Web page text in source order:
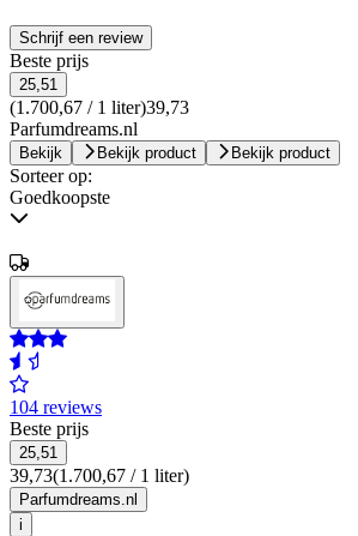
Schrijf een review
Beste prijs
25,51
(1.700,67 / 1 liter)39,73
Parfumdreams.nl
Bekijk Bekijk product Bekijk product
Sorteer op:
Goedkoopste
104 reviews
Beste prijs
25,51
39,73(1.700,67 / 1 liter)
Parfumdreams.nl
i